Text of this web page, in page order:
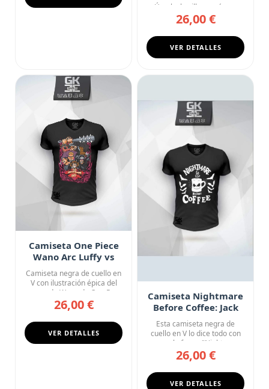
Úrsula, la villana más c...
26,00 €
VER DETALLES
Camiseta One Piece
Wano Arc Luffy vs
Kaido Fan Art
Camiseta negra de cuello en
V con ilustración épica del
arco de Wano de One P...
26,00 €
VER DETALLES
Camiseta Nightmare
Before Coffee: Jack
Skellington
Esta camiseta negra de
cuello en V lo dice todo con
una sola frase: "Nightmar...
26,00 €
VER DETALLES